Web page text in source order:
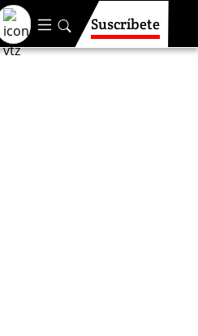
Suscríbete